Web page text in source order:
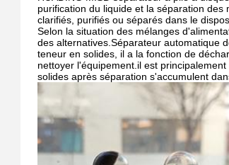
purification du liquide et la séparation
clarifiés, purifiés ou séparés dans le
Selon la situation des mélanges
des alternatives.Séparateur automatique
teneur en solides, il a la fonction de
nettoyer l'équipement.il est
solides après séparation s'accumulent